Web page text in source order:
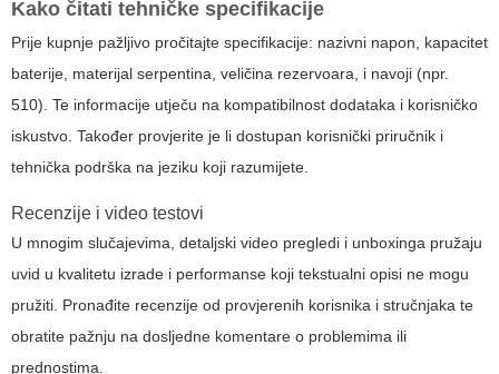
Kako čitati tehničke specifikacije
Prije kupnje pažljivo pročitajte specifikacije: nazivni napon, kapacitet
baterije, materijal serpentina, veličina rezervoara, i navoji (npr.
510). Te informacije utječu na kompatibilnost dodataka i korisničko
iskustvo. Također provjerite je li dostupan korisnički priručnik i
tehnička podrška na jeziku koji razumijete.
Recenzije i video testovi
U mnogim slučajevima, detaljski video pregledi i unboxinga pružaju
uvid u kvalitetu izrade i performanse koji tekstualni opisi ne mogu
pružiti. Pronađite recenzije od provjerenih korisnika i stručnjaka te
obratite pažnju na dosljedne komentare o problemima ili
prednostima.